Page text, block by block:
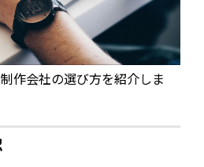
作会社の選び方を紹介しま